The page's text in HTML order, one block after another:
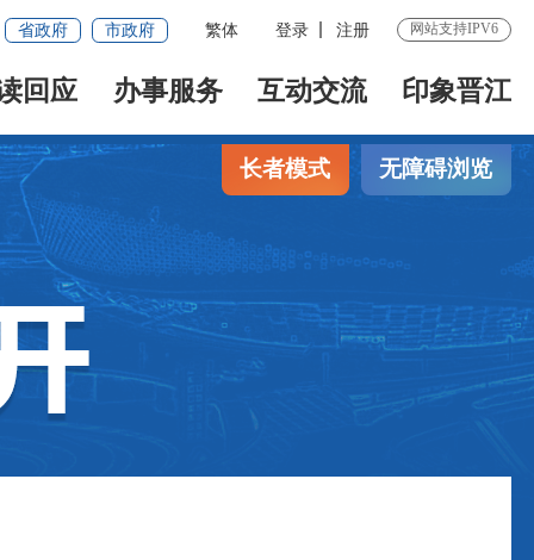
省政府 市政府 繁体 登录 注册 网站支持IPV6
回应 办事服务 互动交流 印象晋江
长者模式 无障碍浏览